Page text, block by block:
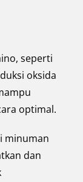
seperti
oksida
optimal.
minuman
dan